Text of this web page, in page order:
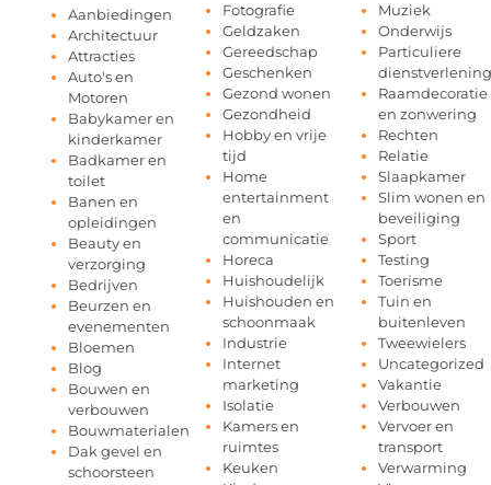
Aanbiedingen
Architectuur
Attracties
Auto's en
Motoren
Babykamer en
kinderkamer
Badkamer en
toilet
Banen en
opleidingen
Beauty en
verzorging
Bedrijven
Beurzen en
evenementen
Bloemen
Blog
Bouwen en
verbouwen
Bouwmaterialen
Dak gevel en
schoorsteen
Fotografie
Geldzaken
Gereedschap
Geschenken
Gezond wonen
Gezondheid
Hobby en vrije
tijd
Home
entertainment
en
communicatie
Horeca
Huishoudelijk
Huishouden en
schoonmaak
Industrie
Internet
marketing
Isolatie
Kamers en
ruimtes
Keuken
Muziek
Onderwijs
Particuliere
dienstverlening
Raamdecoratie
en zonwering
Rechten
Relatie
Slaapkamer
Slim wonen en
beveiliging
Sport
Testing
Toerisme
Tuin en
buitenleven
Tweewielers
Uncategorized
Vakantie
Verbouwen
Vervoer en
transport
Verwarming